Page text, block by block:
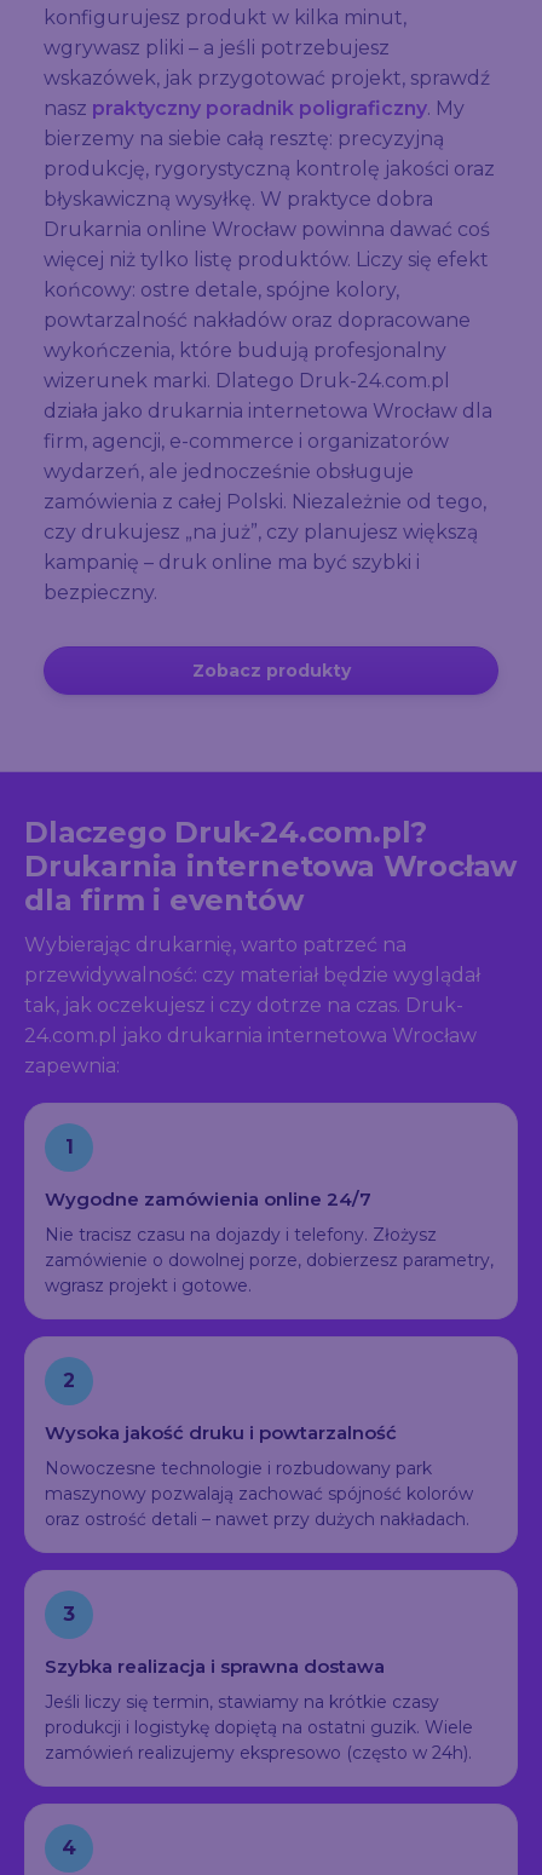
konfigurujesz produkt w kilka minut,
wgrywasz pliki – a jeśli potrzebujesz
wskazówek, jak przygotować projekt, sprawdź
nasz praktyczny poradnik poligraficzny. My
bierzemy na siebie całą resztę: precyzyjną
produkcję, rygorystyczną kontrolę jakości oraz
błyskawiczną wysyłkę. W praktyce dobra
Drukarnia online Wrocław powinna dawać coś
więcej niż tylko listę produktów. Liczy się efekt
końcowy: ostre detale, spójne kolory,
powtarzalność nakładów oraz dopracowane
wykończenia, które budują profesjonalny
wizerunek marki. Dlatego Druk-24.com.pl
działa jako drukarnia internetowa Wrocław dla
firm, agencji, e-commerce i organizatorów
wydarzeń, ale jednocześnie obsługuje
zamówienia z całej Polski. Niezależnie od tego,
czy drukujesz „na już”, czy planujesz większą
kampanię – druk online ma być szybki i
bezpieczny.
Zobacz produkty
Dlaczego Druk-24.com.pl?
Drukarnia internetowa Wrocław
dla firm i eventów
Wybierając drukarnię, warto patrzeć na
przewidywalność: czy materiał będzie wyglądał
tak, jak oczekujesz i czy dotrze na czas. Druk-
24.com.pl jako drukarnia internetowa Wrocław
zapewnia:
1
Wygodne zamówienia online 24/7
Nie tracisz czasu na dojazdy i telefony. Złożysz
zamówienie o dowolnej porze, dobierzesz parametry,
wgrasz projekt i gotowe.
2
Wysoka jakość druku i powtarzalność
Nowoczesne technologie i rozbudowany park
maszynowy pozwalają zachować spójność kolorów
oraz ostrość detali – nawet przy dużych nakładach.
3
Szybka realizacja i sprawna dostawa
Jeśli liczy się termin, stawiamy na krótkie czasy
produkcji i logistykę dopiętą na ostatni guzik. Wiele
zamówień realizujemy ekspresowo (często w 24h).
4